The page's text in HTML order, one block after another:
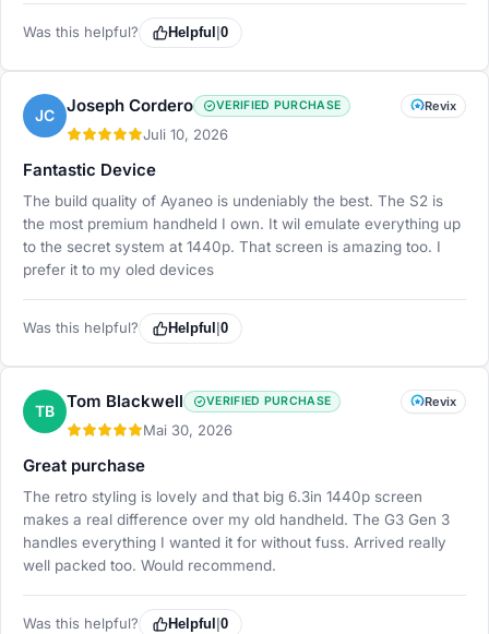
Was this helpful? Helpful 0
JC Joseph Cordero VERIFIED PURCHASE
Juli 10, 2026
Revix
Fantastic Device
The build quality of Ayaneo is undeniably the best. The S2 is
the most premium handheld I own. It wil emulate everything up
to the secret system at 1440p. That screen is amazing too. I
prefer it to my oled devices
Was this helpful? Helpful 0
TB Tom Blackwell VERIFIED PURCHASE
Mai 30, 2026
Revix
Great purchase
The retro styling is lovely and that big 6.3in 1440p screen
makes a real difference over my old handheld. The G3 Gen 3
handles everything I wanted it for without fuss. Arrived really
well packed too. Would recommend.
Was this helpful? Helpful 0